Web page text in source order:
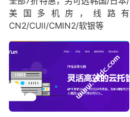
美国多机房，线路有
CN2/CUII/CMIN2/软银等